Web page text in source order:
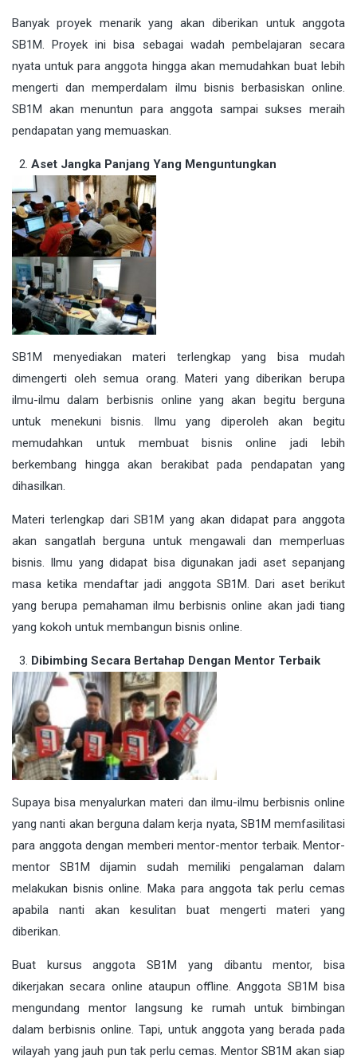
Banyak proyek menarik yang akan diberikan untuk anggota
SB1M. Proyek ini bisa sebagai wadah pembelajaran secara
nyata untuk para anggota hingga akan memudahkan buat lebih
mengerti dan memperdalam ilmu bisnis berbasiskan online.
SB1M akan menuntun para anggota sampai sukses meraih
pendapatan yang memuaskan.
Aset Jangka Panjang Yang Menguntungkan
SB1M menyediakan materi terlengkap yang bisa mudah
dimengerti oleh semua orang. Materi yang diberikan berupa
ilmu-ilmu dalam berbisnis online yang akan begitu berguna
untuk menekuni bisnis. Ilmu yang diperoleh akan begitu
memudahkan untuk membuat bisnis online jadi lebih
berkembang hingga akan berakibat pada pendapatan yang
dihasilkan.
Materi terlengkap dari SB1M yang akan didapat para anggota
akan sangatlah berguna untuk mengawali dan memperluas
bisnis. Ilmu yang didapat bisa digunakan jadi aset sepanjang
masa ketika mendaftar jadi anggota SB1M. Dari aset berikut
yang berupa pemahaman ilmu berbisnis online akan jadi tiang
yang kokoh untuk membangun bisnis online.
Dibimbing Secara Bertahap Dengan Mentor Terbaik
Supaya bisa menyalurkan materi dan ilmu-ilmu berbisnis online
yang nanti akan berguna dalam kerja nyata, SB1M memfasilitasi
para anggota dengan memberi mentor-mentor terbaik. Mentor-
mentor SB1M dijamin sudah memiliki pengalaman dalam
melakukan bisnis online. Maka para anggota tak perlu cemas
apabila nanti akan kesulitan buat mengerti materi yang
diberikan.
Buat kursus anggota SB1M yang dibantu mentor, bisa
dikerjakan secara online ataupun offline. Anggota SB1M bisa
mengundang mentor langsung ke rumah untuk bimbingan
dalam berbisnis online. Tapi, untuk anggota yang berada pada
wilayah yang jauh pun tak perlu cemas. Mentor SB1M akan siap